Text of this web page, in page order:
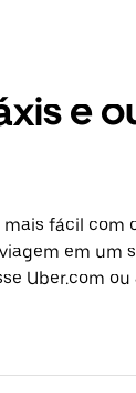
e
fácil com
em um
Uber.com